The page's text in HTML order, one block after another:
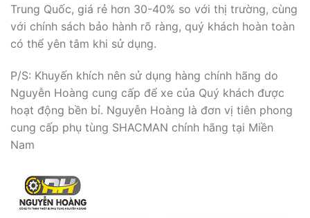
Trung Quốc, giá rẻ hơn 30-40% so với thị trường, cùng
với chính sách bảo hành rõ ràng, quý khách hoàn toàn
có thể yên tâm khi sử dụng.
P/S: Khuyến khích nên sử dụng hàng chính hãng do
Nguyễn Hoàng cung cấp để xe của Quý khách được
hoạt động bền bỉ. Nguyễn Hoàng là đơn vị tiên phong
cung cấp phụ tùng SHACMAN chính hãng tại Miền
Nam